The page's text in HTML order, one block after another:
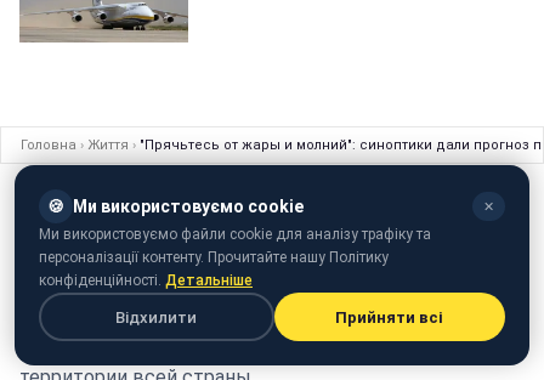
Головна › Життя › "Прячьтесь от жары и молний": синоптики дали
ЖИТТЯ
"Прячьтесь от жары и молний":
синоптики дали прогноз погоды на
следующую неделю
🍪 Ми використовуємо cookie ✕
Ми використовуємо файли cookie для аналізу трафіку та
персоналізації контенту. Прочитайте нашу Політику
конфіденційності. Детальніше
Відхилити Прийняти всі